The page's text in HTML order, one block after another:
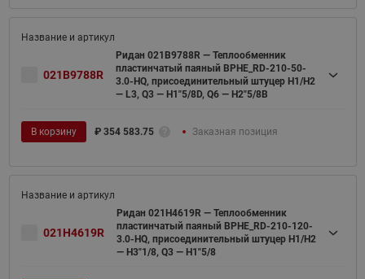
021B9788R
Ридан 021B9788R — Теплообменник
пластинчатый паяный BPHE_RD-210-50-
3.0-HQ, присоединительный штуцер H1/H2
— L3, Q3 — H1"5/8D, Q6 — H2"5/8B
В корзину ₽ 354 583.75 Заказная позиция
021H4619R
Ридан 021H4619R — Теплообменник
пластинчатый паяный BPHE_RD-210-120-
3.0-HQ, присоединительный штуцер H1/H2
— H3"1/8, Q3 — H1"5/8